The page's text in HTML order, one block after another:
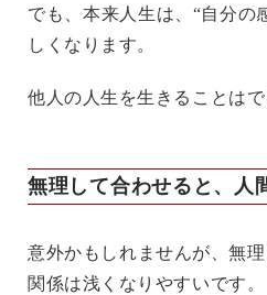
でも、本来人生は、“自分の
しくなります。
他人の人生を生きることはで
無理して合わせると、人
意外かもしれませんが、無
関係は浅くなりやすいです。